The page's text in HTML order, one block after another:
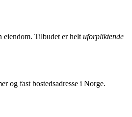
eiendom. Tilbudet er helt uforpliktende
og fast bostedsadresse i Norge.